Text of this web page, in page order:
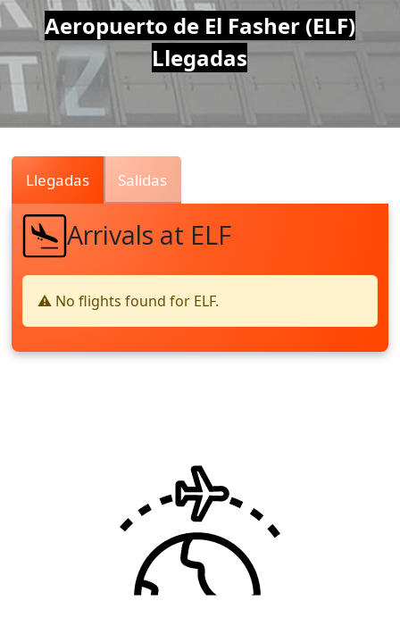
Air
Traffic
Live
Aeropuerto de El Fasher (ELF)
Llegadas
Llegadas Salidas
Arrivals at ELF
⚠️ No flights found for ELF.